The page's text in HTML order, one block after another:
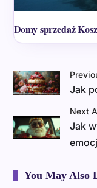
Domy sprzedaż
Jak
Next
Jak
You May Also